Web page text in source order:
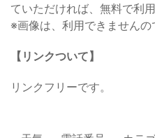
ていただければ、無料で利用
※画像は、利用できませんの
【リンクついて】
リンクフリーです。